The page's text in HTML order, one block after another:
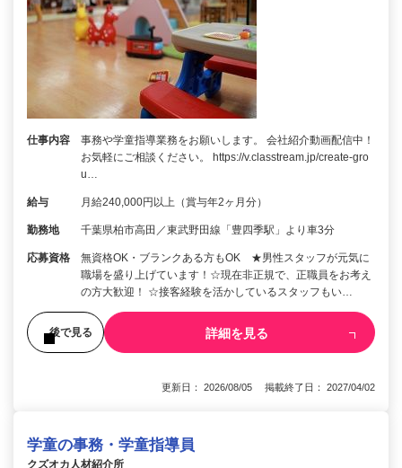
仕事内容
事務や学童指導業務をお願いします。 会社紹介動画配信中！
お気軽にご相談ください。 https://v.classtream.jp/create-gro
u…
給与 月給240,000円以上（賞与年2ヶ月分）
勤務地 千葉県柏市高田／東武野田線「豊四季駅」より車3分
応募資格
無資格OK・ブランクある方もOK ★男性スタッフが元気に
職場を盛り上げています！☆現在非正規で、正職員をお考え
の方大歓迎！ ☆接客経験を活かしているスタッフもい…
後で見る 詳細を見る
更新日： 2026/08/05 掲載終了日： 2027/04/02
学童の事務・学童指導員
クズオカ人材紹介所